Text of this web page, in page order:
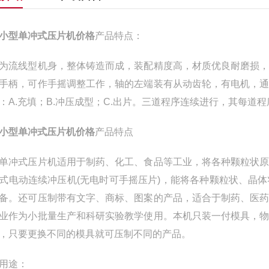
型单冲式压片机价格产品特点：
流线型机身，整体铸造而成，装配精度高，材质优良耐磨损
柄，可作手摇调整工作，轴的左端装有从动齿轮，有电机，
A.充填；B.冲压成型；C.出片。三道程序连续进行，其每道
型单冲式压片机价格产品特点
冲式压片机适用于制药、化工、食品等工业，将各种颗粒状
电动连续冲压机(无电时可手摇压片)，能将各种颗粒状、晶
。还可压制带有文字、商标、图案的产品，适合于制药、医
作为小批量生产和科研实验教学使用。本机只装一付模具，
只要更换不同的模具就可压制不同的产品。
途：